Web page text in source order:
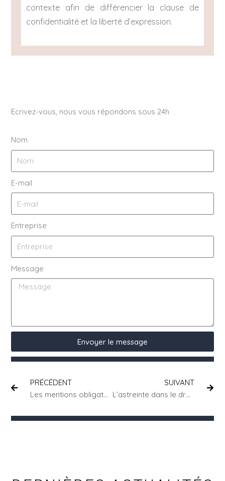
contexte afin de différencier la clause de
confidentialité et la liberté d’expression.
Ecrivez-vous, nous vous répondons sous 24h
Nom
E-mail
Entreprise
Message
Envoyer le message
PRÉCÉDENT
Les mentions obligatoires du bulletin de paie
SUIVANT
L’astreinte dans le droit social